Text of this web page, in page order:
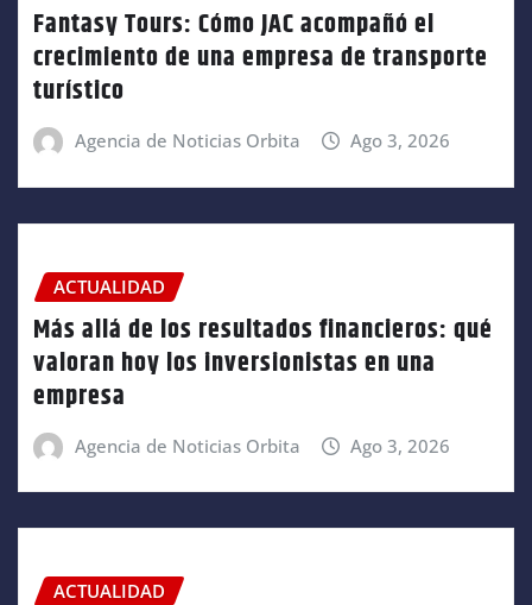
Fantasy Tours: Cómo JAC acompañó el
crecimiento de una empresa de transporte
turístico
Agencia de Noticias Orbita Ago 3, 2026
ACTUALIDAD
Más allá de los resultados financieros: qué
valoran hoy los inversionistas en una
empresa
Agencia de Noticias Orbita Ago 3, 2026
ACTUALIDAD